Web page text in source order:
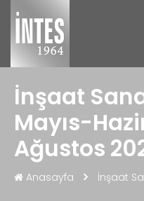
İnşaat
Mayıs-
Ağustos
Anasayfa İnşaat